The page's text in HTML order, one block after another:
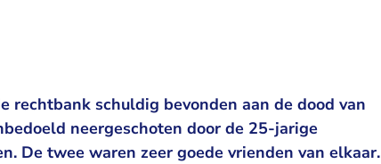
rechtbank schuldig bevonden aan de dood van
neergeschoten door de 25-jarige
De twee waren zeer goede vrienden van elkaar.